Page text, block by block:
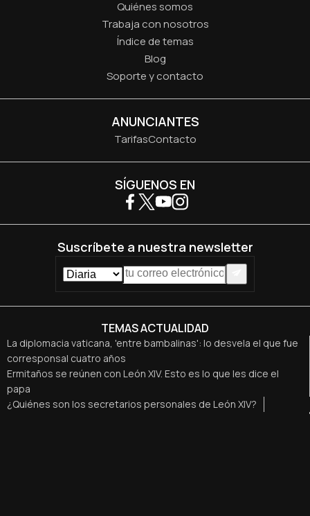
Quiénes somos
Trabaja con nosotros
Índice de temas
Blog
Soporte y contacto
ANUNCIANTES
TarifasContacto
TEMAS ACTUALIDAD
La diplomacia vaticana, 'entre bambalinas': lo desvela el que fue
corresponsal cuatro años
Ermitaños se reúnen con León XIV. Esto es lo que les dice el
papa
¿Quiénes son los secretarios personales de León XIV?
SÍGUENOS EN
Suscríbete a nuestra newsletter